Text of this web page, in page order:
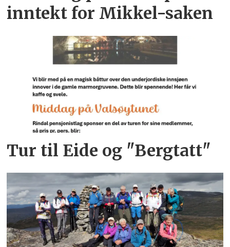
inntekt for Mikkel-saken
Tur til Eide og "Bergtatt"